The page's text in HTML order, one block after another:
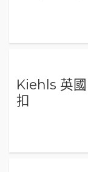
Kiehls 英
扣